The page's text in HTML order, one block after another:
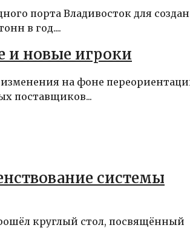
порта Владивосток для
в год....
и новые игроки
на фоне
поставщиков...
системы
круглый стол, посвящённый